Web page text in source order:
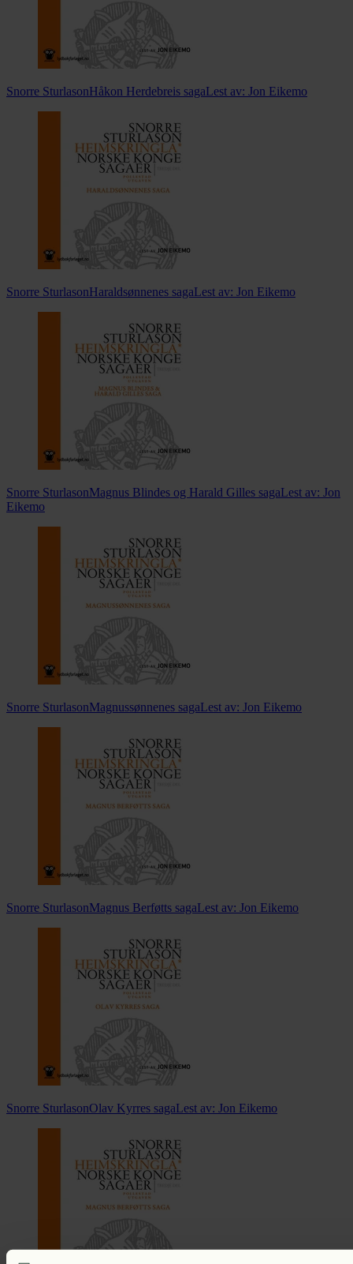
Snorre SturlasonHåkon Herdebreis sagaLest av: Jon Eikemo
Snorre SturlasonHaraldsønnenes sagaLest av: Jon Eikemo
Snorre SturlasonMagnus Blindes og Harald Gilles sagaLest av: Jon
Eikemo
Snorre SturlasonMagnussønnenes sagaLest av: Jon Eikemo
Snorre SturlasonMagnus Berføtts sagaLest av: Jon Eikemo
Snorre SturlasonOlav Kyrres sagaLest av: Jon Eikemo